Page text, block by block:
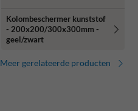
Kolombeschermer kunststof
- 200x200/300x300mm -
geel/zwart
Meer gerelateerde producten